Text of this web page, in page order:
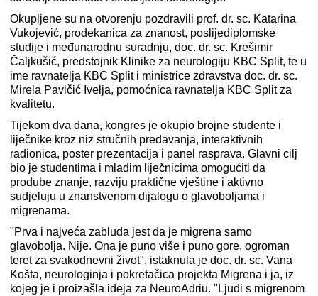
Okupljene su na otvorenju pozdravili prof. dr. sc. Katarina
Vukojević, prodekanica za znanost, poslijediplomske
studije i međunarodnu suradnju, doc. dr. sc. Krešimir
Čaljkušić, predstojnik Klinike za neurologiju KBC Split, te u
ime ravnatelja KBC Split i ministrice zdravstva doc. dr. sc.
Mirela Pavičić Ivelja, pomoćnica ravnatelja KBC Split za
kvalitetu.
Tijekom dva dana, kongres je okupio brojne studente i
liječnike kroz niz stručnih predavanja, interaktivnih
radionica, poster prezentacija i panel rasprava. Glavni cilj
bio je studentima i mladim liječnicima omogućiti da
prodube znanje, razviju praktične vještine i aktivno
sudjeluju u znanstvenom dijalogu o glavoboljama i
migrenama.
"Prva i najveća zabluda jest da je migrena samo
glavobolja. Nije. Ona je puno više i puno gore, ogroman
teret za svakodnevni život", istaknula je doc. dr. sc. Vana
Košta, neurologinja i pokretačica projekta Migrena i ja, iz
kojeg je i proizašla ideja za NeuroAdriu. "Ljudi s migrenom